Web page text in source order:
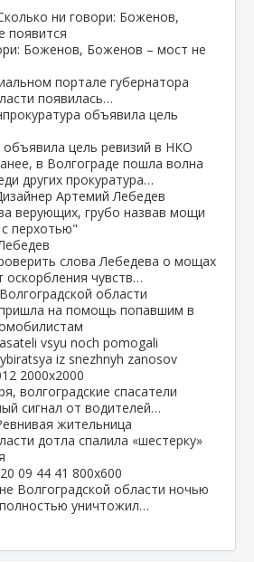
ни говори: Боженов,
появится
портале губернатора
появилась…
объявила цель
в Волгограде пошла волна
других прокуратура…
Артемий Лебедев
верующих, грубо назвав мощи
перхотью"
слова Лебедева о мощах
оскорбления чувств…
области
на помощь попавшим в
волгоградские спасатели
сигнал от водителей…
жительница
дотла спалила «шестерку»
Волгоградской области ночью
уничтожил…